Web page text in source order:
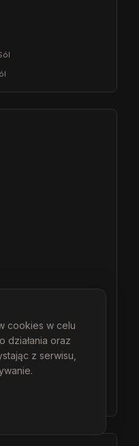
cookies w celu
działania oraz
z serwisu,